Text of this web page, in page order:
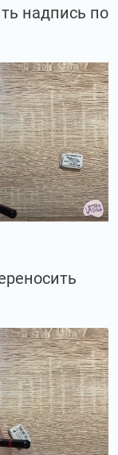
надпись по